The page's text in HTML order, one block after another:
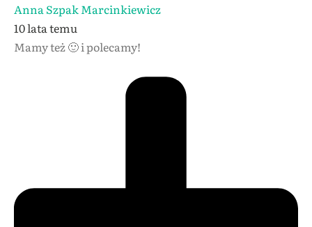
Anna Szpak Marcinkiewicz
10 lata temu
Mamy też 🙂 i polecamy!